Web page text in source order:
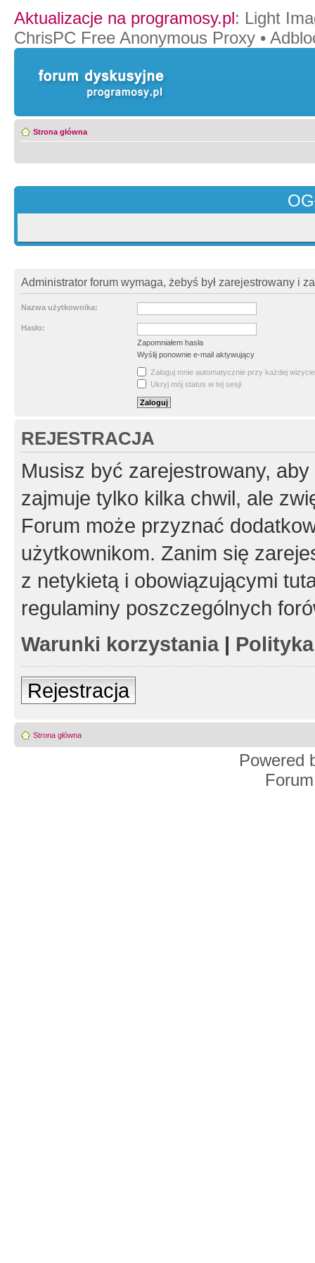
Aktualizacje na programosy.pl: Light
ChrisPC Free Anonymous Proxy •
Strona główna
Administrator forum wymaga, żebyś był zarejestrowany i
Nazwa użytkownika:
Hasło:
Zapomniałem hasła
Wyślij ponownie e-mail aktywujący
Zaloguj mnie automatycznie przy każdej wizycie
Ukryj mój status w tej sesji
REJESTRACJA
Musisz być zarejestrowany,
zajmuje tylko kilka chwil, ale
Forum może przyznać
użytkownikom. Zanim się
z netykietą i obowiązującymi
regulaminy poszczególnych
Warunki korzystania|
Rejestracja
Strona główna
Powered